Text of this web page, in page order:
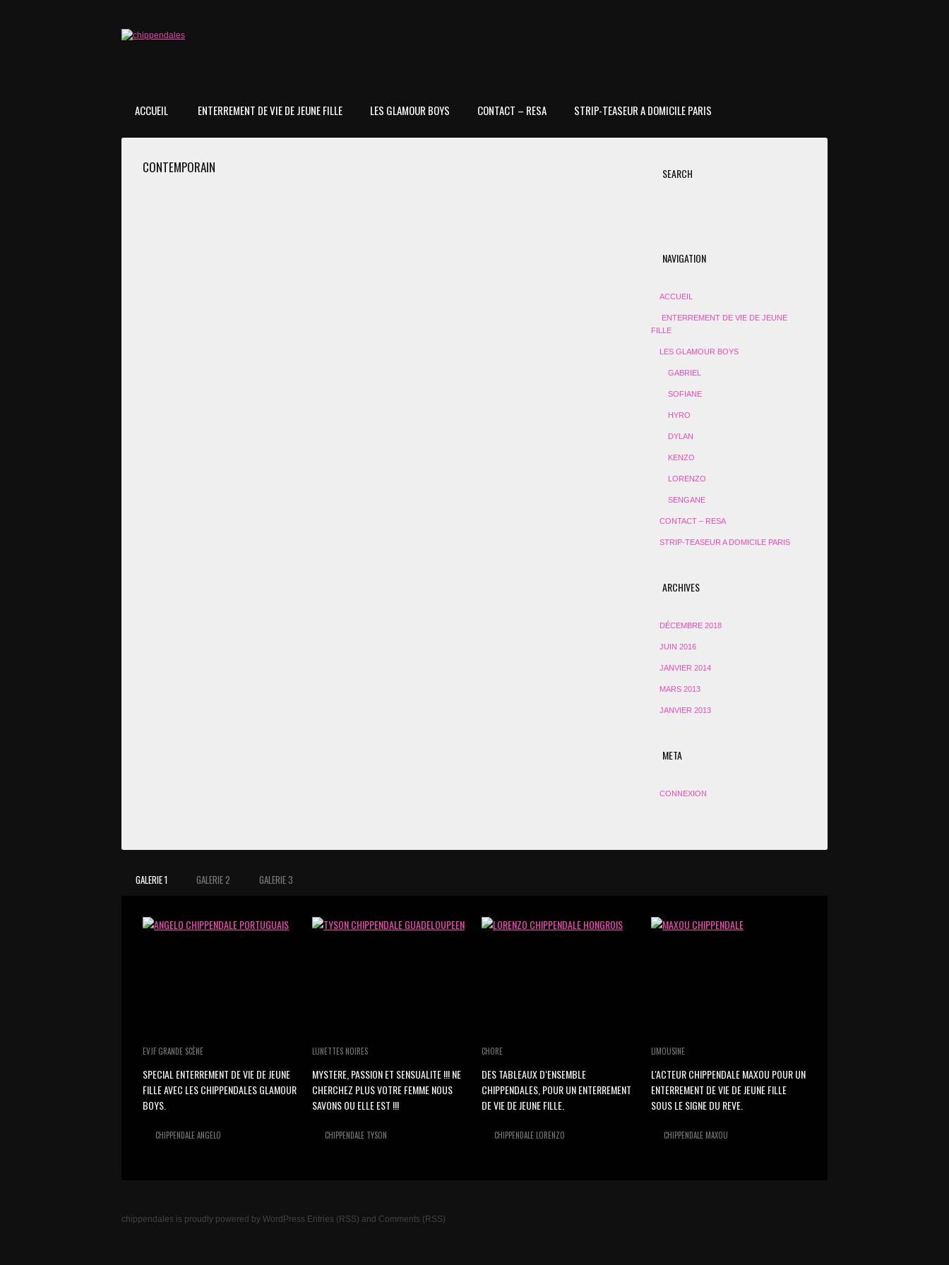
ACCUEIL ENTERREMENT DE VIE DE JEUNE FILLE LES GLAMOUR BOYS CONTACT – RESA STRIP-TEASEUR A DOMICILE PARIS
CONTEMPORAIN SEARCH
NAVIGATION
ACCUEIL
ENTERREMENT DE VIE DE JEUNE
FILLE
LES GLAMOUR BOYS
GABRIEL
SOFIANE
HYRO
DYLAN
KENZO
LORENZO
SENGANE
CONTACT – RESA
STRIP-TEASEUR A DOMICILE PARIS
ARCHIVES
DÉCEMBRE 2018
JUIN 2016
JANVIER 2014
MARS 2013
JANVIER 2013
META
CONNEXION
GALERIE 1 GALERIE 2 GALERIE 3
EVJF GRANDE SCÈNE
SPECIAL ENTERREMENT DE VIE DE JEUNE
FILLE AVEC LES CHIPPENDALES GLAMOUR
BOYS.
CHIPPENDALE ANGELO
LUNETTES NOIRES
MYSTERE, PASSION ET SENSUALITE !!! NE
CHERCHEZ PLUS VOTRE FEMME NOUS
SAVONS OU ELLE EST !!!
CHIPPENDALE TYSON
CHORE
DES TABLEAUX D‘ENSEMBLE
CHIPPENDALES, POUR UN ENTERREMENT
DE VIE DE JEUNE FILLE.
CHIPPENDALE LORENZO
LIMOUSINE
L'ACTEUR CHIPPENDALE MAXOU POUR UN
ENTERREMENT DE VIE DE JEUNE FILLE
SOUS LE SIGNE DU REVE.
CHIPPENDALE MAXOU
chippendales is proudly powered by WordPress Entries (RSS) and Comments (RSS)